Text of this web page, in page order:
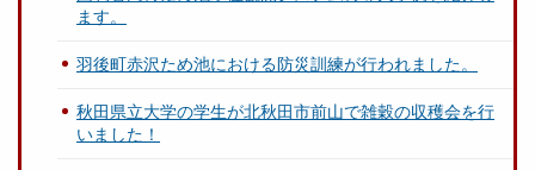
ます。
羽後町赤沢ため池における防災訓練が行われました。
秋田県立大学の学生が北秋田市前山で雑穀の収穫会を行
いました！